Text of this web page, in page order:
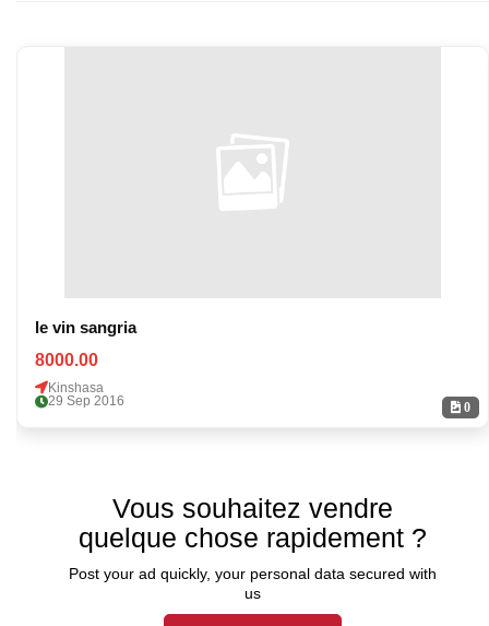
0
le vin sangria
8000.00
Kinshasa
29 Sep 2016
Vous souhaitez vendre
quelque chose rapidement ?
Post your ad quickly, your personal data secured with
us